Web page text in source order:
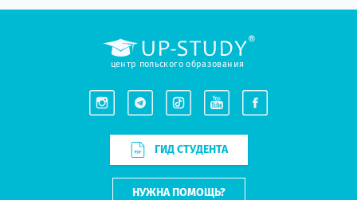
центр польского образования
ГИД СТУДЕНТА
НУЖНА ПОМОЩЬ?